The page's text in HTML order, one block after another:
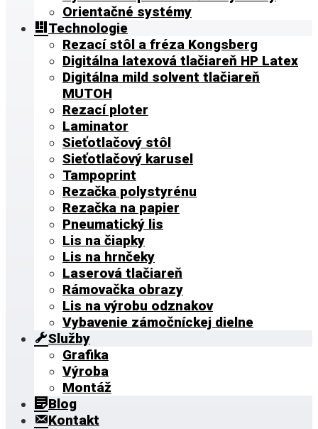
Orientačné systémy
Technologie
Rezací stôl a fréza Kongsberg
Digitálna latexová tlačiareň HP Latex
Digitálna mild solvent tlačiareň
MUTOH
Rezací ploter
Laminator
Sieťotlačový stôl
Sieťotlačový karusel
Tampoprint
Rezačka polystyrénu
Rezačka na papier
Pneumatický lis
Lis na čiapky
Lis na hrnčeky
Laserová tlačiareň
Rámovačka obrazy
Lis na výrobu odznakov
Vybavenie zámočníckej dielne
Služby
Grafika
Výroba
Montáž
Blog
Kontakt